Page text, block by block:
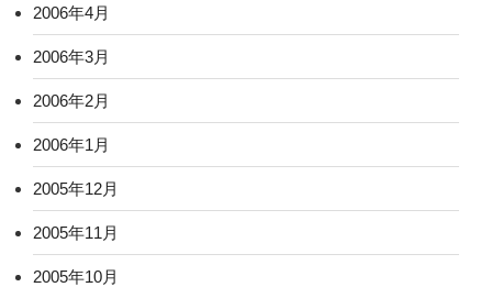
2006年4月
2006年3月
2006年2月
2006年1月
2005年12月
2005年11月
2005年10月